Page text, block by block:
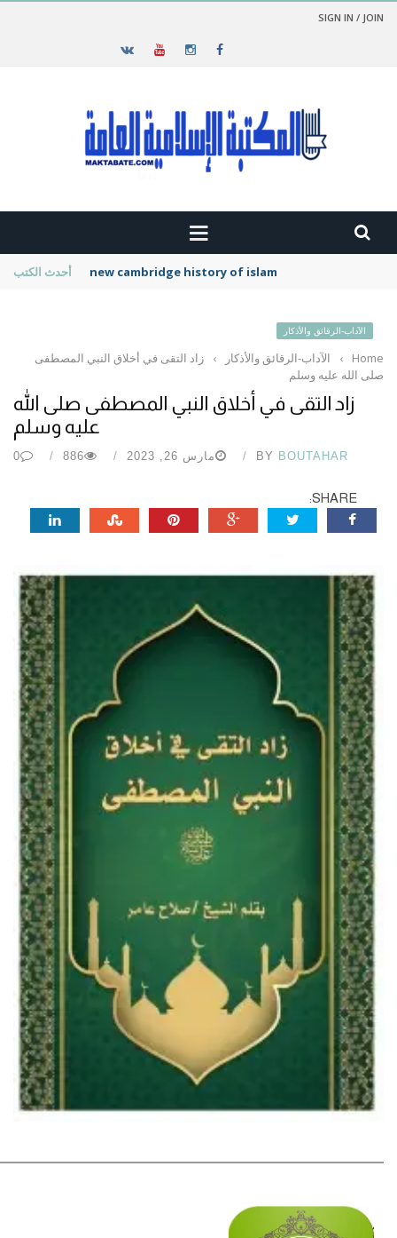
SIGN IN / JOIN
أحدث الكتب new cambridge history of islam
الآداب-الرقائق والأذكار
Home
› الآداب-الرقائق والأذكار ›
زاد التقى في أخلاق النبي المصطفى
صلى الله عليه وسلم
زاد التقى في أخلاق النبي المصطفى صلى الله
عليه وسلم
BY BOUTAHAR مارس 26, 2023 886
0
SHARE: